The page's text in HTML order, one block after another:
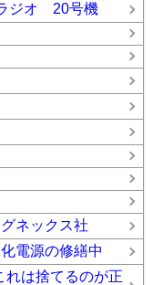
ジオ 20号機
ネックス社
電源の修繕中
れは捨てるのが正